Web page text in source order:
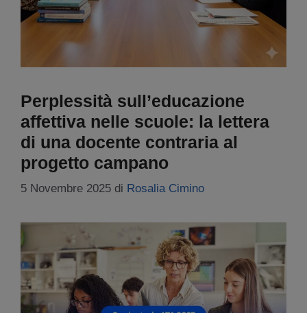
Perplessità sull’educazione
affettiva nelle scuole: la lettera
di una docente contraria al
progetto campano
5 Novembre 2025 di Rosalia Cimino